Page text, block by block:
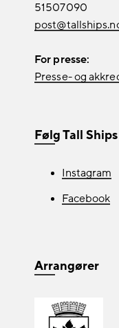
51507090
For presse:
Presse- og
Følg Tall
Instagram
Facebook
Arrangører